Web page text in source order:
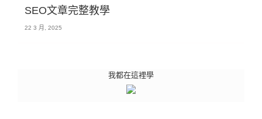
SEO文章完整教學
22 3 月, 2025
我都在這裡學